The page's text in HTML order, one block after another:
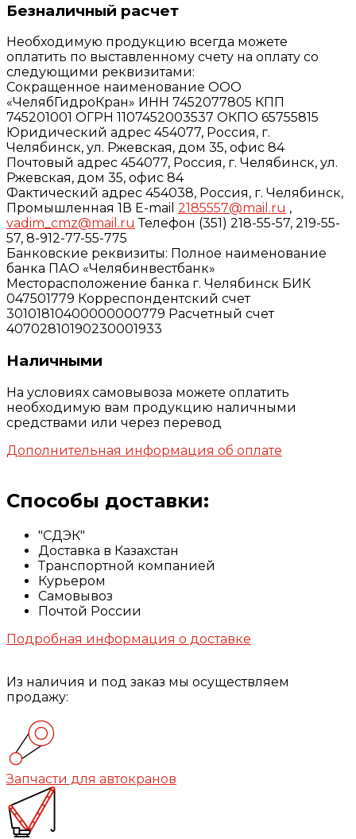
Безналичный расчет
Необходимую продукцию всегда можете
оплатить по выставленному счету на оплату со
следующими реквизитами:
Сокращенное наименование ООО
«ЧелябГидроКран» ИНН 7452077805 КПП
745201001 ОГРН 1107452003537 ОКПО 65755815
Юридический адрес 454077, Россия, г.
Челябинск, ул. Ржевская, дом 35, офис 84
Почтовый адрес 454077, Россия, г. Челябинск, ул.
Ржевская, дом 35, офис 84
Фактический адрес 454038, Россия, г. Челябинск,
Промышленная 1В E-mail 2185557@mail.ru ,
vadim_cmz@mail.ru Телефон (351) 218-55-57, 219-55-
57, 8-912-77-55-775
Банковские реквизиты: Полное наименование
банка ПАО «Челябинвестбанк»
Месторасположение банка г. Челябинск БИК
047501779 Корреспондентский счет
30101810400000000779 Расчетный счет
40702810190230001933
Наличными
На условиях самовывоза можете оплатить
необходимую вам продукцию наличными
средствами или через перевод
Дополнительная информация об оплате
Способы доставки:
"СДЭК"
Доставка в Казахстан
Транспортной компанией
Курьером
Самовывоз
Почтой России
Подробная информация о доставке
Из наличия и под заказ мы осуществляем
продажу:
Запчасти для автокранов